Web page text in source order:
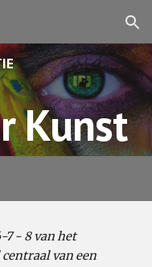
Skip to navigation
Kunst
7 - 8 van het
van een